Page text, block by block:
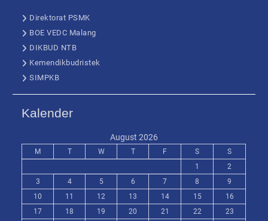
Direktorat PSMK
BOE VEDC Malang
DIKBUD NTB
Kemendikbudristek
SIMPKB
Kalender
August 2026
M T W T F S
S
1
2
3
4 5 6 7 8
9
10
11 12 13 14 15
16
17
18 19 20 21 22
23